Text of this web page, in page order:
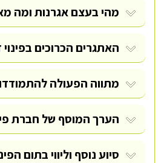
מהי בעצם אגרנות ומה
האתגרים הכרוכים בפינוי
מתווה הפעולה
הערך המוסף של חברת
סיוע נוסף וליווי בתום